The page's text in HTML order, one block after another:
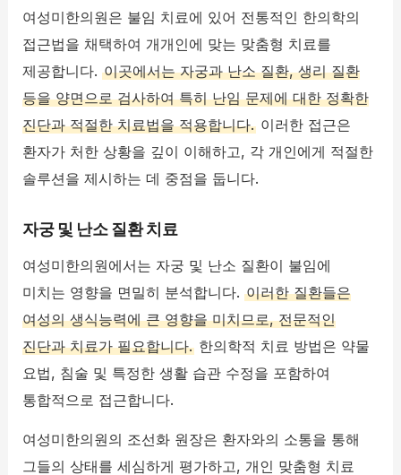
여성미한의원은 불임 치료에 있어 전통적인 한의학의
접근법을 채택하여 개개인에 맞는 맞춤형 치료를
제공합니다.이곳에서는 자궁과 난소 질환, 생리 질환
등을 양면으로 검사하여 특히 난임 문제에 대한 정확한
진단과 적절한 치료법을 적용합니다. 이러한 접근은
환자가 처한 상황을 깊이 이해하고, 각 개인에게 적절한
솔루션을 제시하는 데 중점을 둡니다.
자궁 및 난소 질환 치료
여성미한의원에서는 자궁 및 난소 질환이 불임에
미치는 영향을 면밀히 분석합니다.이러한 질환들은
여성의 생식능력에 큰 영향을 미치므로, 전문적인
진단과 치료가 필요합니다. 한의학적 치료 방법은 약물
요법, 침술 및 특정한 생활 습관 수정을 포함하여
통합적으로 접근합니다.
여성미한의원의 조선화 원장은 환자와의 소통을 통해
그들의 상태를 세심하게 평가하고, 개인 맞춤형 치료